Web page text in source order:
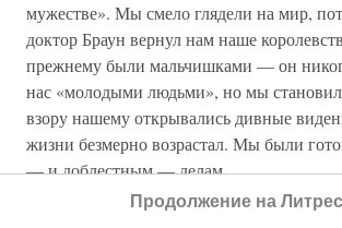
мужестве». Мы смело глядели на мир,
доктор Браун вернул нам наше
прежнему были мальчишками — он
нас «молодыми людьми», но мы
взору нашему открывались дивные
жизни безмерно возрастал. Мы были
— и доблестным — делам.
Кажется, теперь я могу с чистой
Продолжение на Литрес